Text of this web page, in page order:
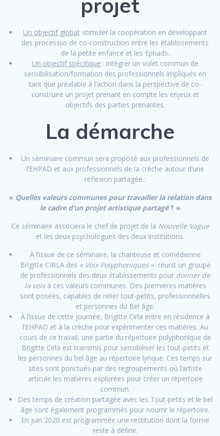
projet
Un objectif global: stimuler la coopération en développant
des processus de co-construction entre les établissements
de la petite enfance et les Ephads.
Un objectif spécifique : intégrer un volet commun de
sensibilisation/formation des professionnels impliqués en
tant que préalable à l’action dans la perspective de co-
construire un projet prenant en compte les enjeux et
objectifs des parties prenantes.
La démarche
Un séminaire commun sera proposé aux professionnels de
l’EHPAD et aux professionnels de la crèche autour d’une
réflexion partagée :
« Quelles valeurs communes pour travailler la relation dans
le cadre d’un projet artistique partagé? »
Ce séminaire associera le chef de projet de la Nouvelle Vague
et les deux psychologues des deux institutions.
À l’issue de ce séminaire, la chanteuse et comédienne
Brigitte CIRLA des « Voix Polyphoniques » réunit un groupe
de professionnels des deux établissements pour donner de
la voixà ces valeurs communes. Des premières matières
sont posées, capables de relier tout-petits, professionnelles
et personnes du Bel âge.
À l’issue de cette journée, Brigitte Cirla entre en résidence à
l’EHPAD et à la crèche pour expérimenter ces matières. Au
cours de ce travail, une partie du répertoire polyphonique de
Brigitte Cirla est transmis pour sensibiliser les tout-petits et
les personnes du bel âge au répertoire lyrique. Ces temps sur
sites sont ponctués par des regroupements où l’artiste
articule les matières explorées pour créer un répertoire
commun.
Des temps de création partagée avec les Tout-petits et le bel
âge sont également programmés pour nourrir le répertoire.
En juin 2020 est programmée une restitution dont la forme
reste à définir.